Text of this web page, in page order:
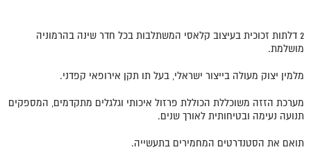
2 דלתות זכוכית בעיצוב קלאסי המשתלבות בכל חדר שינה בהרמוניה
מושלמת.
מלמין יצוק מעולה בייצור ישראלי, בעל תו תקן אירופאי קפדני.
מערכת הזזה משוכללת הכוללת פרזול איכותי וגלגלים מתקדמים, המספקים
תנועה נעימה ובטיחותית לאורך שנים.
תואם את הסטנדרטים המחמירים בתעשייה.